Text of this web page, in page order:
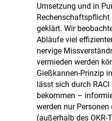
Umsetzung und in
geklärt. Wir
Abläufe viel
nervige
vermieden werden
Gießkannen-Prinzip
lässt sich durch
bekommen –
werden nur Personen
(außerhalb des OKR-